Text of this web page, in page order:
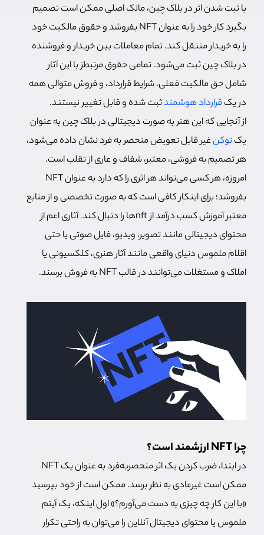
با ثبت شدن اثر در بلاک چین، مالک اصلی ممکن است تصمیم
بگیرد کار خود را به عنوان NFT بفروشد و حقوق مالکیت خود
را به خریدار منتقل کند. تمام معاملات بین خریدار و فروشنده
در بلاک چین ثبت می‌شود. تمامی حقوق مرتبطز با این آثار
شامل حق مالکیت فعلی، شرایط قرارداد، و فروش متوالی همه
در یکقرارداد هوشمندثبت شده و قابل تغییر نیستند.
از آنجایی که این هنر به صورت دیجیتالی در بلاک چین به عنوان
یکتوکنغیر قابل تعویض منحصر به فرد نشان داده می‌شود،
هر تصمیم به فروشی، معتبر، شفاف و عاری از تقلب است.
امروزه، هر کسی می‌تواند هر اثری را که دارد به عنوان NFT
بفروشد؛ برای اینکار کافی است که به صورت تخصصی و از منابع
معتبر آموزش کسب درآمد از nftها را دنبال کند. آثاری اعم از
محتوای دیجیتالی مانند تصویر، ویدیو، فایل صوتی یا حتی
اقلام ملموس دنیای واقعی مانند آثار هنری، کلکسیونی یا
املاک و مستغلات می‌توانند در قالب NFT به فروش برسند.
چرا NFT ارزشمند است؟
در ابتدا، ضرب کردن یک اثر منحصربه‌فرد به عنوان یک NFT
ممکن است غیرعادی به نظر برسد. ممکن است از خود بپرسید
«با این کار چه چیزی به دست می‌آورم؟» اول اینکه، یک آیتم
ملموس یا محتوای دیجیتال آنلاین را می‌توان به راحتی تکرار